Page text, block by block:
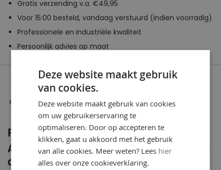
Gratis verzending v.a. €49,95
Voor 15:00 besteld, vandaag verstuurd (indien voorradig)
Professionele en industriële kwaliteit
Persoonlijk advies op maat
Omschrijving
Productomschrijving
Aquaplan Nok-Vast 4 x 0,25m grijs |
dakreparatie mortel
Deze website maakt gebruik
van cookies.
Deze website maakt gebruik van cookies
om uw gebruikerservaring te
optimaliseren. Door op accepteren te
klikken, gaat u akkoord met het gebruik
van alle cookies. Meer weten? Lees hier
alles over onze cookieverklaring.